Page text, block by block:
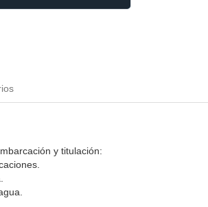
y titulación: